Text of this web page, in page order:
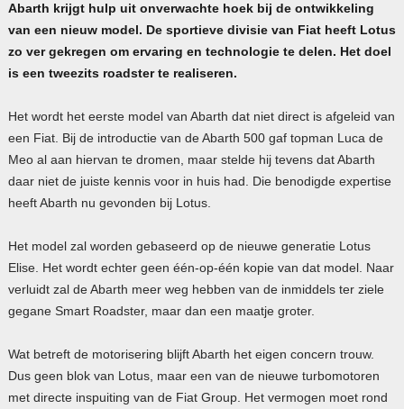
Abarth krijgt hulp uit onverwachte hoek bij de ontwikkeling
van een nieuw model. De sportieve divisie van Fiat heeft Lotus
zo ver gekregen om ervaring en technologie te delen. Het doel
is een tweezits roadster te realiseren.
Het wordt het eerste model van Abarth dat niet direct is afgeleid van
een Fiat. Bij de introductie van de Abarth 500 gaf topman Luca de
Meo al aan hiervan te dromen, maar stelde hij tevens dat Abarth
daar niet de juiste kennis voor in huis had. Die benodigde expertise
heeft Abarth nu gevonden bij Lotus.
Het model zal worden gebaseerd op de nieuwe generatie Lotus
Elise. Het wordt echter geen één-op-één kopie van dat model. Naar
verluidt zal de Abarth meer weg hebben van de inmiddels ter ziele
gegane Smart Roadster, maar dan een maatje groter.
Wat betreft de motorisering blijft Abarth het eigen concern trouw.
Dus geen blok van Lotus, maar een van de nieuwe turbomotoren
met directe inspuiting van de Fiat Group. Het vermogen moet rond